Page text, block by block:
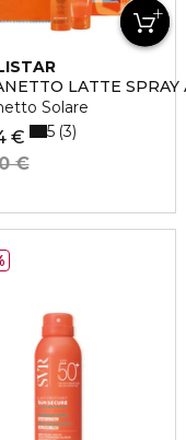
SOLARELATTE
Solare
€
€
5 3